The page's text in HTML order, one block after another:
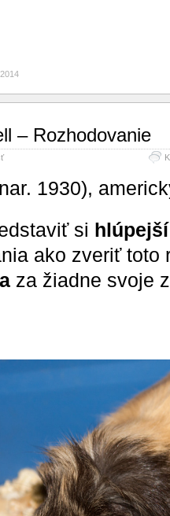
– Rozhodovanie
1930),
si
ako zveriť toto
za žiadne svoje